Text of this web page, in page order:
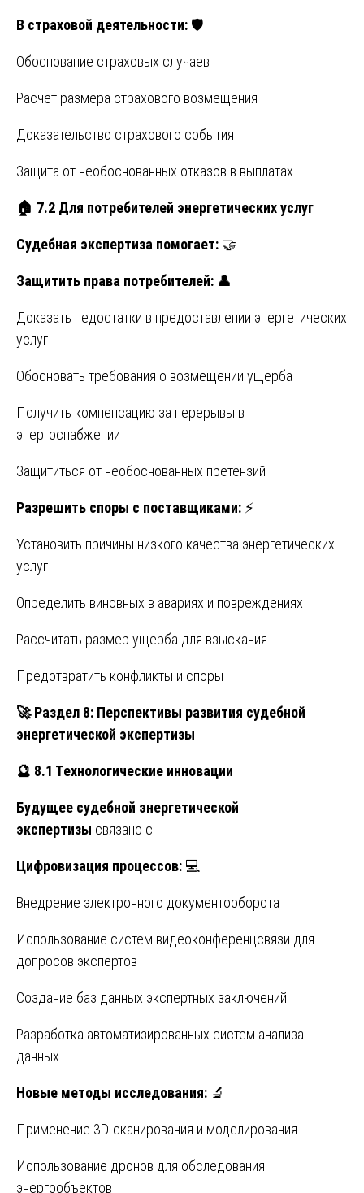
В страховой деятельности: 🛡️
Обоснование страховых случаев
Расчет размера страхового возмещения
Доказательство страхового события
Защита от необоснованных отказов в выплатах
🏠 7.2 Для потребителей энергетических услуг
Судебная экспертиза помогает: 🤝
Защитить права потребителей: 👤
Доказать недостатки в предоставлении энергетических
услуг
Обосновать требования о возмещении ущерба
Получить компенсацию за перерывы в
энергоснабжении
Защититься от необоснованных претензий
Разрешить споры с поставщиками: ⚡
Установить причины низкого качества энергетических
услуг
Определить виновных в авариях и повреждениях
Рассчитать размер ущерба для взыскания
Предотвратить конфликты и споры
🚀Раздел 8: Перспективы развития судебной
энергетической экспертизы
🔮 8.1 Технологические инновации
Будущее судебной энергетической
экспертизы связано с:
Цифровизация процессов: 💻
Внедрение электронного документооборота
Использование систем видеоконференцсвязи для
допросов экспертов
Создание баз данных экспертных заключений
Разработка автоматизированных систем анализа
данных
Новые методы исследования: 🔬
Применение 3D-сканирования и моделирования
Использование дронов для обследования
энергообъектов